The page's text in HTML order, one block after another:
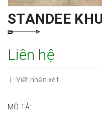
STANDEE
Liên hệ
| Viết nhận xét
MÔ TẢ: